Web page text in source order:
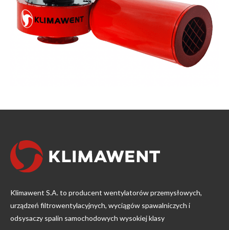
Klimawent S.A. to producent wentylatorów przemysłowych,
urządzeń filtrowentylacyjnych, wyciągów spawalniczych i
odsysaczy spalin samochodowych wysokiej klasy